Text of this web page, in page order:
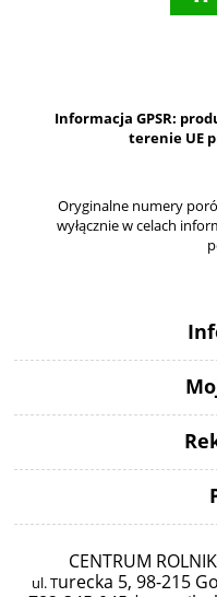
Informacja GPSR:
terenie UE
Oryginalne numery
wyłącznie w celach
CENTRUM
ul. Turecka 5, 98-215